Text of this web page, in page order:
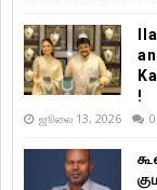
!
ஜூலை 13, 2026 0